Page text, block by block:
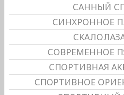
САННЫЙ
СИНХРОННОЕ
СОВРЕМЕННОЕ
СПОРТИВНАЯ
СПОРТИВНОЕ